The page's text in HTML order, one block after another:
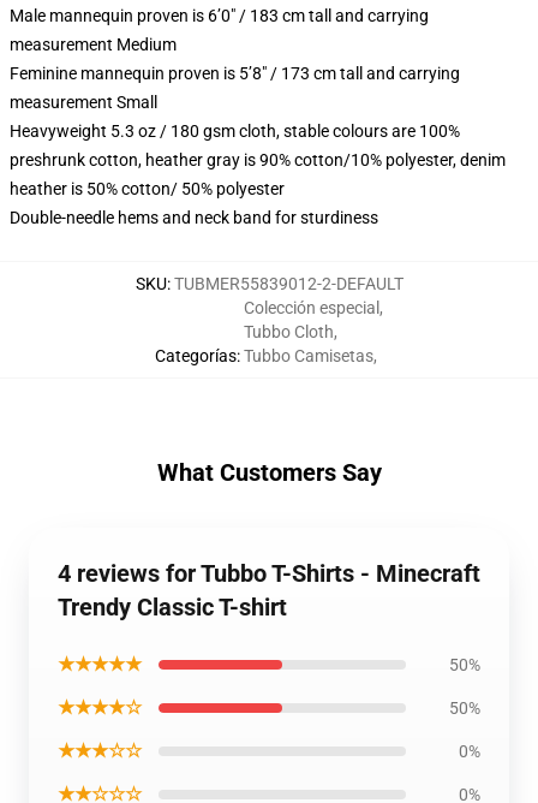
Male mannequin proven is 6’0″ / 183 cm tall and carrying
measurement Medium
Feminine mannequin proven is 5’8″ / 173 cm tall and carrying
measurement Small
Heavyweight 5.3 oz / 180 gsm cloth, stable colours are 100%
preshrunk cotton, heather gray is 90% cotton/10% polyester, denim
heather is 50% cotton/ 50% polyester
Double-needle hems and neck band for sturdiness
SKU:TUBMER55839012-2-DEFAULT
Categorías:
Colección especial ,
Tubbo Cloth,
Tubbo Camisetas,
What Customers Say
4 reviews for Tubbo T-Shirts - Minecraft
Trendy Classic T-shirt
★★★★★ 50%
★★★★☆ 50%
★★★☆☆ 0%
★★☆☆☆ 0%